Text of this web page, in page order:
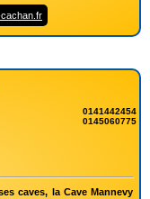
0141442454
0145060775
caves, la Cave Mannevy